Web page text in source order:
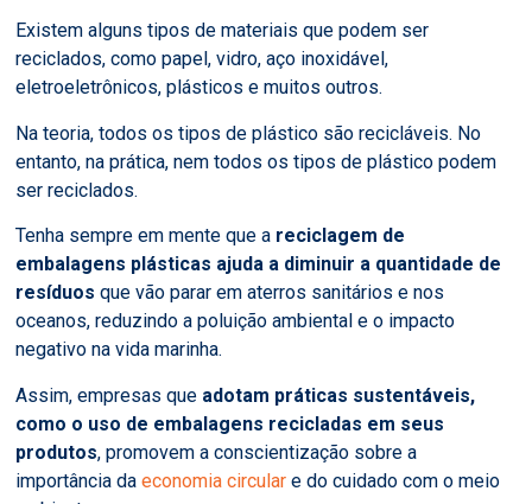
Existem alguns tipos de materiais que podem ser
reciclados, como papel, vidro, aço inoxidável,
eletroeletrônicos, plásticos e muitos outros.
Na teoria, todos os tipos de plástico são recicláveis. No
entanto, na prática, nem todos os tipos de plástico podem
ser reciclados.
Tenha sempre em mente que a reciclagem de
embalagens plásticas ajuda a diminuir a quantidade de
resíduos que vão parar em aterros sanitários e nos
oceanos, reduzindo a poluição ambiental e o impacto
negativo na vida marinha.
Assim, empresas que adotam práticas sustentáveis,
como o uso de embalagens recicladas em seus
produtos, promovem a conscientização sobre a
importância daeconomia circular e do cuidado com o meio